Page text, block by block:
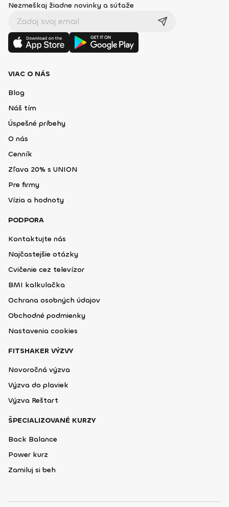
Nezmeškaj žiadne novinky a súťaže
VIAC O NÁS
Blog
Náš tím
Úspešné príbehy
O nás
Cenník
Zľava 20% s UNION
Pre firmy
Vízia a hodnoty
PODPORA
Kontaktujte nás
Najčastejšie otázky
Cvičenie cez televízor
BMI kalkulačka
Ochrana osobných údajov
Obchodné podmienky
Nastavenia cookies
FITSHAKER VÝZVY
Novoročná výzva
Výzva do plaviek
Výzva Reštart
ŠPECIALIZOVANÉ KURZY
Back Balance
Power kurz
Zamiluj si beh